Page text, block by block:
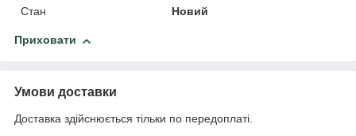
Стан
Новий
Приховати
Умови доставки
Доставка здійснюється тільки по передоплаті.